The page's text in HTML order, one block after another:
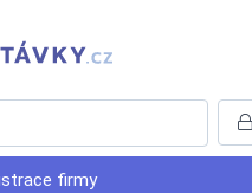
firmy